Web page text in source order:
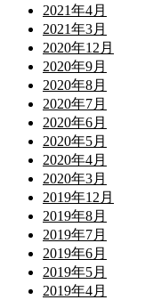
2021年4月
2021年3月
2020年12月
2020年9月
2020年8月
2020年7月
2020年6月
2020年5月
2020年4月
2020年3月
2019年12月
2019年8月
2019年7月
2019年6月
2019年5月
2019年4月